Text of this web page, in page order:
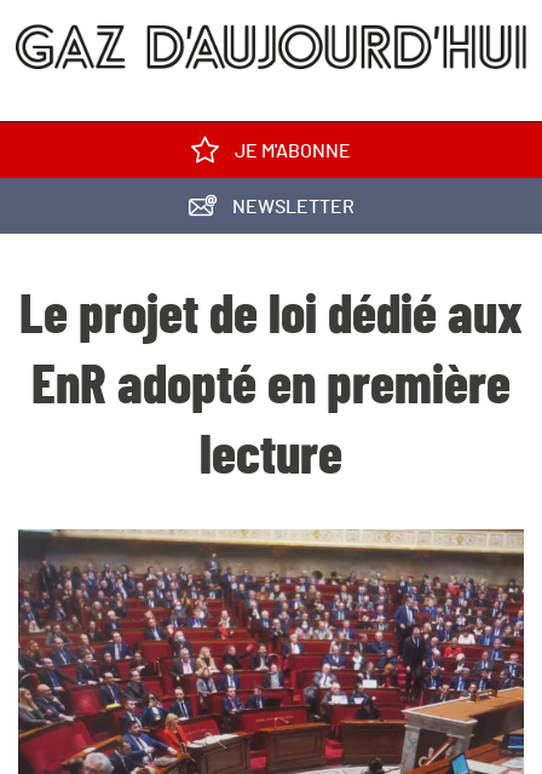
JE M'ABONNE
NEWSLETTER
Le projet de loi dédié aux
EnR adopté en première
lecture